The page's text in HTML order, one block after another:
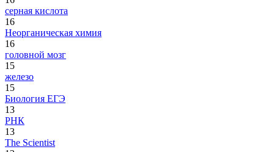
серная кислота
16
Неорганическая химия
16
головной мозг
15
железо
15
Биология ЕГЭ
13
РНК
13
The Scientist